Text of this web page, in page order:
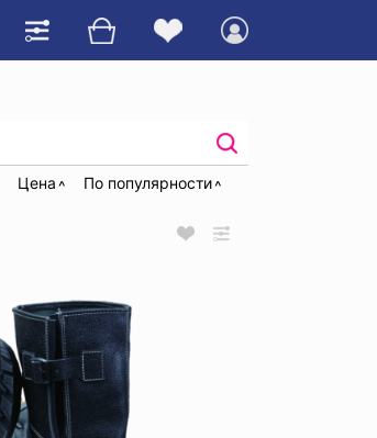
Цена По популярности